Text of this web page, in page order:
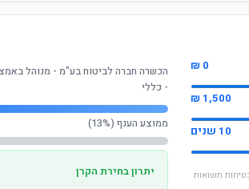
0 ₪
1,500 ₪
10 שנים
תשואות עבר אינן מבטיחות תשואות
הכשרה חברה לביטוח בע"מ - מנוהל
- כללי
ממוצע הענף (13%)
יתרון בחירת הקרן